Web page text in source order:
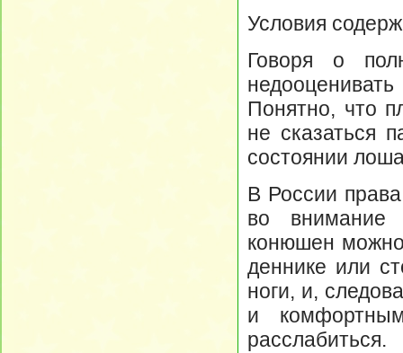
Условия
Говоря о
Понятно, что
не сказаться
состоянии
В России
во внимание
конюшен
деннике или
ноги, и,
и
расслабиться.